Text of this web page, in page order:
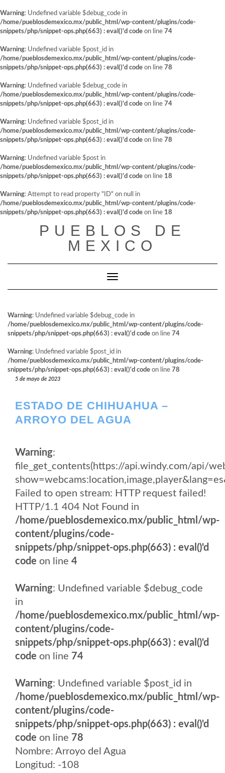
Warning: Undefined variable $debug_code in
/home/pueblosdemexico.mx/public_html/wp-content/plugins/code-
snippets/php/snippet-ops.php(663) : eval()'d code on line 74
Warning: Undefined variable $post_id in
/home/pueblosdemexico.mx/public_html/wp-content/plugins/code-
snippets/php/snippet-ops.php(663) : eval()'d code on line 78
Warning: Undefined variable $debug_code in
/home/pueblosdemexico.mx/public_html/wp-content/plugins/code-
snippets/php/snippet-ops.php(663) : eval()'d code on line 74
Warning: Undefined variable $post_id in
/home/pueblosdemexico.mx/public_html/wp-content/plugins/code-
snippets/php/snippet-ops.php(663) : eval()'d code on line 78
Warning: Undefined variable $post in
/home/pueblosdemexico.mx/public_html/wp-content/plugins/code-
snippets/php/snippet-ops.php(663) : eval()'d code on line 18
Warning: Attempt to read property "ID" on null in
/home/pueblosdemexico.mx/public_html/wp-content/plugins/code-
snippets/php/snippet-ops.php(663) : eval()'d code on line 18
PUEBLOS DE
MEXICO
Cambiar modo de navegación
Warning: Undefined variable $debug_code in
/home/pueblosdemexico.mx/public_html/wp-content/plugins/code-
snippets/php/snippet-ops.php(663) : eval()'d code on line 74
Warning: Undefined variable $post_id in
/home/pueblosdemexico.mx/public_html/wp-content/plugins/code-
snippets/php/snippet-ops.php(663) : eval()'d code on line 78
5 de mayo de 2023
ESTADO DE CHIHUAHUA –
ARROYO DEL AGUA
Warning:
file_get_contents(https://api.windy.com/api/
Failed to open stream: HTTP request failed!
HTTP/1.1 404 Not Found in
/home/pueblosdemexico.mx/public_html/wp-
content/plugins/code-
snippets/php/snippet-ops.php(663) : eval()'d
code on line 4
Warning: Undefined variable $debug_code
in
/home/pueblosdemexico.mx/public_html/wp-
content/plugins/code-
snippets/php/snippet-ops.php(663) : eval()'d
code on line 74
Warning: Undefined variable $post_id in
/home/pueblosdemexico.mx/public_html/wp-
content/plugins/code-
snippets/php/snippet-ops.php(663) : eval()'d
code on line 78
Nombre: Arroyo del Agua
Longitud: -108